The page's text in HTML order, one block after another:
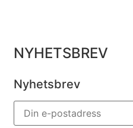
NYHETSBREV
Nyhetsbrev